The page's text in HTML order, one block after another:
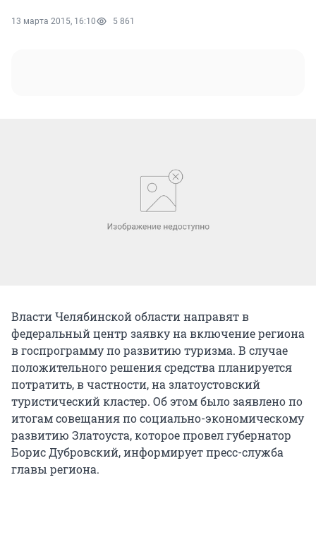
13 марта 2015, 16:10 5 861
Власти Челябинской области направят в
федеральный центр заявку на включение региона
в госпрограмму по развитию туризма. В случае
положительного решения средства планируется
потратить, в частности, на златоустовский
туристический кластер. Об этом было заявлено по
итогам совещания по социально-экономическому
развитию Златоуста, которое провел губернатор
Борис Дубровский, информирует пресс-служба
главы региона.